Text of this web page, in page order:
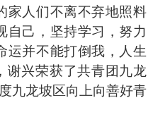
家人们不离不弃地照料
自己，坚持学习，努力
运并不能打倒我，人生
谢兴荣获了共青团九龙
九龙坡区向上向善好青